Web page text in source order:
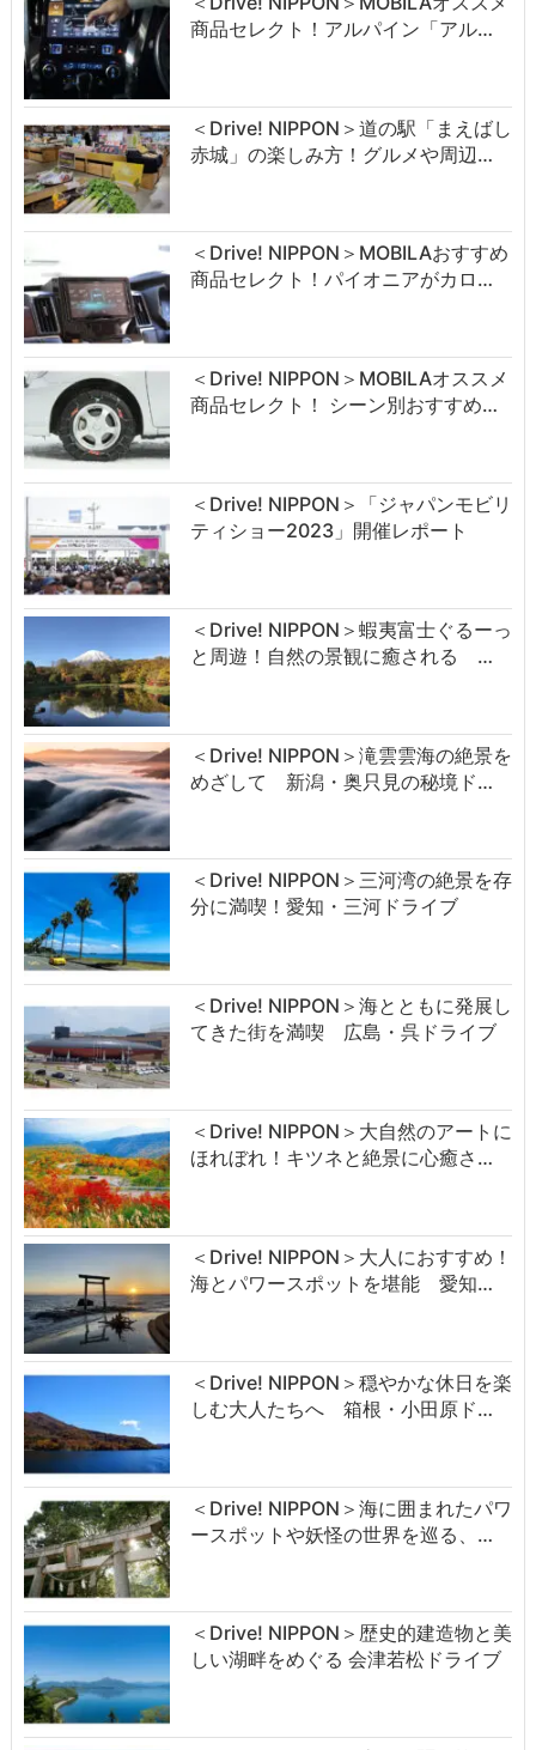
商品セレクト！アルパイン「アル…
＜Drive! NIPPON＞道の駅「まえばし
赤城」の楽しみ方！グルメや周辺…
＜Drive! NIPPON＞MOBILAおすすめ
商品セレクト！パイオニアがカロ…
＜Drive! NIPPON＞MOBILAオススメ
商品セレクト！ シーン別おすすめ…
＜Drive! NIPPON＞「ジャパンモビリ
ティショー2023」開催レポート
＜Drive! NIPPON＞蝦夷富士ぐるーっ
と周遊！自然の景観に癒される …
＜Drive! NIPPON＞滝雲雲海の絶景を
めざして 新潟・奥只見の秘境ド…
＜Drive! NIPPON＞三河湾の絶景を存
分に満喫！愛知・三河ドライブ
＜Drive! NIPPON＞海とともに発展し
てきた街を満喫 広島・呉ドライブ
＜Drive! NIPPON＞大自然のアートに
ほれぼれ！キツネと絶景に心癒さ…
＜Drive! NIPPON＞大人におすすめ！
海とパワースポットを堪能 愛知…
＜Drive! NIPPON＞穏やかな休日を楽
しむ大人たちへ 箱根・小田原ド…
＜Drive! NIPPON＞海に囲まれたパワ
ースポットや妖怪の世界を巡る、…
＜Drive! NIPPON＞歴史的建造物と美
しい湖畔をめぐる 会津若松ドライブ